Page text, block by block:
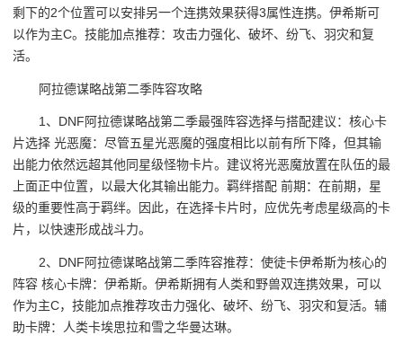
剩下的2个位置可以安排另一个连携效果获得3属性连携。伊希斯可
以作为主C。技能加点推荐：攻击力强化、破坏、纷飞、羽灾和复
活。
阿拉德谋略战第二季阵容攻略
1、DNF阿拉德谋略战第二季最强阵容选择与搭配建议：核心卡
片选择 光恶魔：尽管五星光恶魔的强度相比以前有所下降，但其输
出能力依然远超其他同星级怪物卡片。建议将光恶魔放置在队伍的最
上面正中位置，以最大化其输出能力。羁绊搭配 前期：在前期，星
级的重要性高于羁绊。因此，在选择卡片时，应优先考虑星级高的卡
片，以快速形成战斗力。
2、DNF阿拉德谋略战第二季阵容推荐：使徒卡伊希斯为核心的
阵容 核心卡牌：伊希斯。伊希斯拥有人类和野兽双连携效果，可以
作为主C，技能加点推荐攻击力强化、破坏、纷飞、羽灾和复活。辅
助卡牌：人类卡埃思拉和雪之华曼达琳。